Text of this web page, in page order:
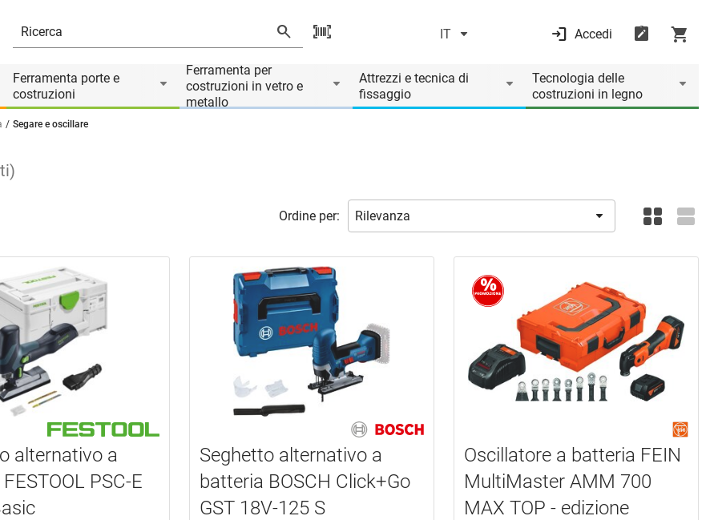
IT Accedi
Ferramenta porte e
costruzioni
Ferramenta per
costruzioni in vetro e
metallo
Attrezzi e tecnica di
fissaggio
Tecnologia delle
costruzioni in legno
Segare e oscillare
)
Ordine per:
alternativo a
PSC-E
Seghetto alternativo a
batteria BOSCH Click+Go
GST 18V-125 S
Oscillatore a batteria FEIN
MultiMaster AMM 700
MAX TOP - edizione